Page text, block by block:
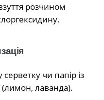
розчином
чи папір із
(лимон, лаванда).